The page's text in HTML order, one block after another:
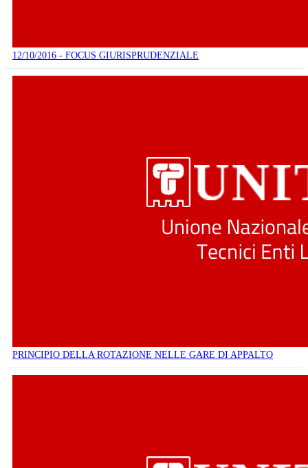
12/10/2016 - FOCUS GIURISPRUDENZIALE
PRINCIPIO DELLA ROTAZIONE NELLE GARE DI APPALTO